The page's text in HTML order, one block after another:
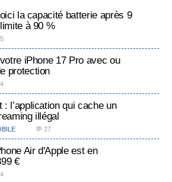
la capacité batterie après 9
à 90 %
iPhone 17 Pro avec ou
protection
: l’application qui cache un
illégal
💬 27
Air d'Apple est en
€